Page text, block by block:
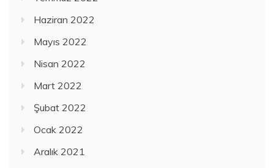
Haziran 2022
Mayıs 2022
Nisan 2022
Mart 2022
Şubat 2022
Ocak 2022
Aralık 2021